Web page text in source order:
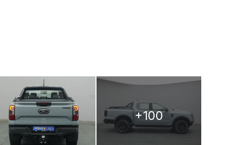
+100